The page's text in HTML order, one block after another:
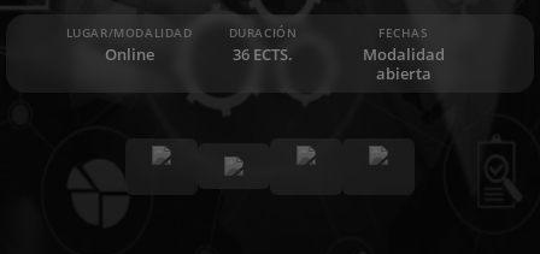
LUGAR/MODALIDAD
Online
DURACIÓN
36 ECTS.
FECHAS
Modalidad
abierta